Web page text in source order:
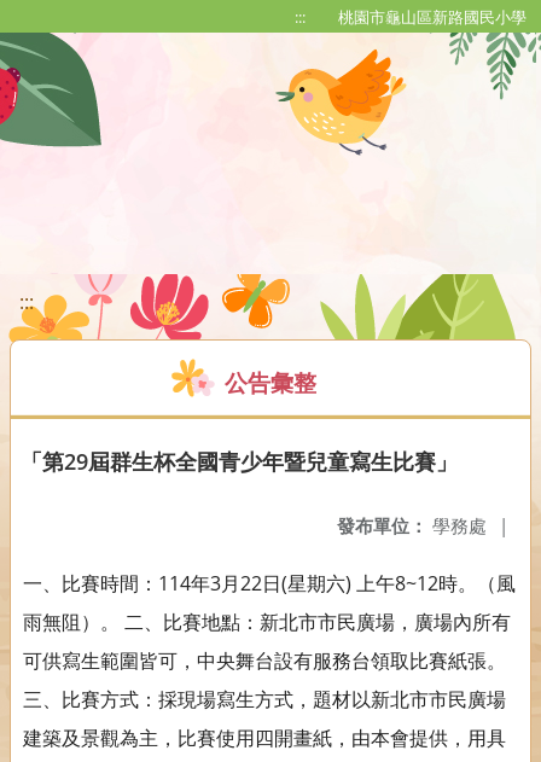
::: 桃園市龜山區新路國民小學
:::
公告彙整
「第29屆群生杯全國青少年暨兒童寫生比賽」
發布單位： 學務處 |
一、比賽時間：114年3月22日(星期六) 上午8~12時。（風
雨無阻）。 二、比賽地點：新北市市民廣場，廣場內所有
可供寫生範圍皆可，中央舞台設有服務台領取比賽紙張。
三、比賽方式：採現場寫生方式，題材以新北市市民廣場
建築及景觀為主，比賽使用四開畫紙，由本會提供，用具